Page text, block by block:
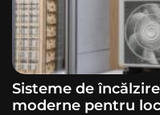
n
a
r
Sisteme de
moderne pentru